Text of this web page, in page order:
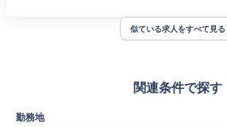
似ている求人をすべて見る
関連条件で探す
勤務地